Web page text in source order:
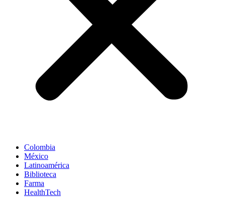
Colombia
México
Latinoamérica
Biblioteca
Farma
HealthTech